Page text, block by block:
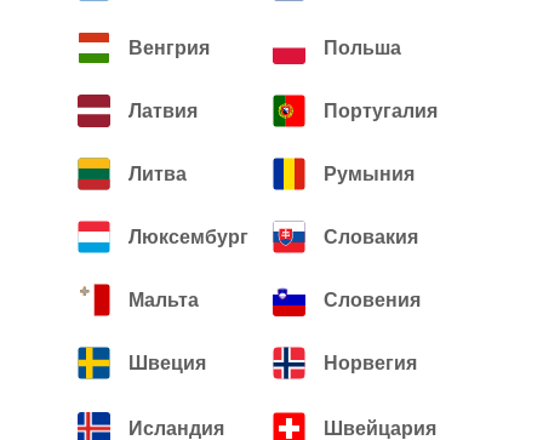
Швеция
Венгрия Польша
Исландия
Латвия Португалия
Литва
Норвегия
Румыния
Люксембург Словакия
Швейцария
Мальта Словения